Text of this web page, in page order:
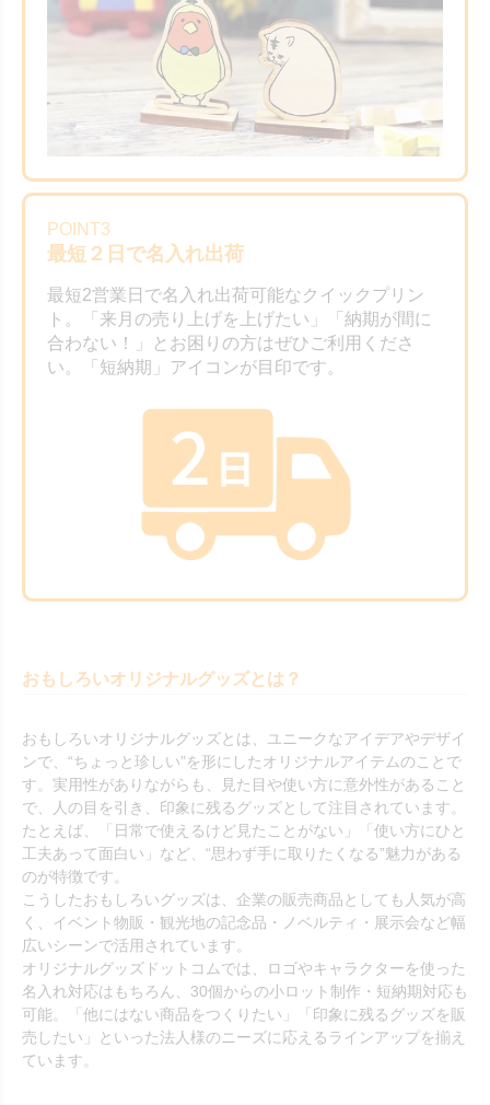
POINT3
最短２日で名入れ出荷
最短2営業日で名入れ出荷可能なクイックプリン
ト。「来月の売り上げを上げたい」「納期が間に
合わない！」とお困りの方はぜひご利用くださ
い。「短納期」アイコンが目印です。
おもしろいオリジナルグッズとは？
おもしろいオリジナルグッズとは、ユニークなアイデアやデザイ
ンで、“ちょっと珍しい”を形にしたオリジナルアイテムのことで
す。実用性がありながらも、見た目や使い方に意外性があること
で、人の目を引き、印象に残るグッズとして注目されています。
たとえば、「日常で使えるけど見たことがない」「使い方にひと
工夫あって面白い」など、“思わず手に取りたくなる”魅力がある
のが特徴です。
こうしたおもしろいグッズは、企業の販売商品としても人気が高
く、イベント物販・観光地の記念品・ノベルティ・展示会など幅
広いシーンで活用されています。
オリジナルグッズドットコムでは、ロゴやキャラクターを使った
名入れ対応はもちろん、30個からの小ロット制作・短納期対応も
可能。「他にはない商品をつくりたい」「印象に残るグッズを販
売したい」といった法人様のニーズに応えるラインアップを揃え
ています。